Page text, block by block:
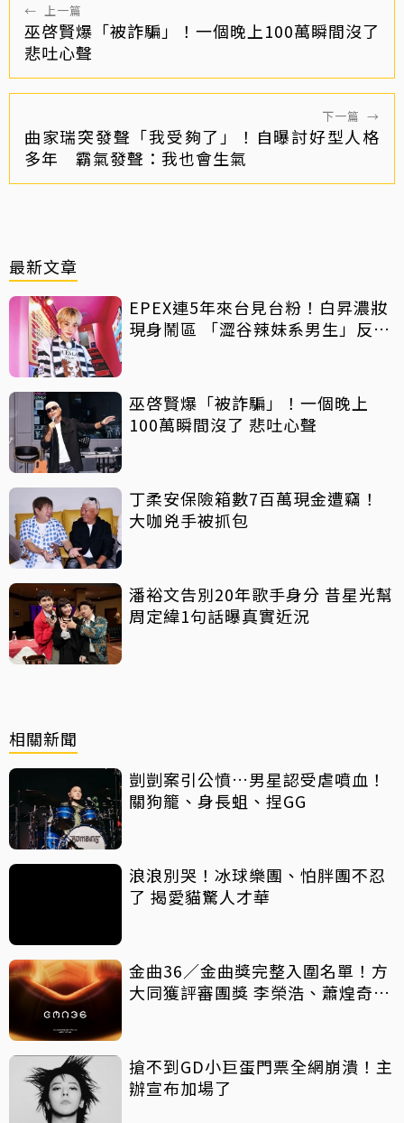
← 上一篇
巫啓賢爆「被詐騙」！一個晚上100萬瞬間沒了
悲吐心聲
下一篇 →
曲家瑞突發聲「我受夠了」！自曝討好型人格
多年 霸氣發聲：我也會生氣
最新文章
EPEX連5年來台見台粉！白昇濃妝
現身鬧區 「澀谷辣妹系男生」反差
巫啓賢爆「被詐騙」！一個晚上
100萬瞬間沒了 悲吐心聲
丁柔安保險箱數7百萬現金遭竊！
大咖兇手被抓包
潘裕文告別20年歌手身分 昔星光幫
周定緯1句話曝真實近況
相關新聞
剴剴案引公憤…男星認受虐噴血！
關狗籠、身長蛆、捏GG
浪浪別哭！冰球樂團、怕胖團不忍
了 揭愛貓驚人才華
金曲36／金曲獎完整入圍名單！方
大同獲評審團獎 李榮浩、蕭煌奇爭
搶不到GD小巨蛋門票全網崩潰！主
辦宣布加場了